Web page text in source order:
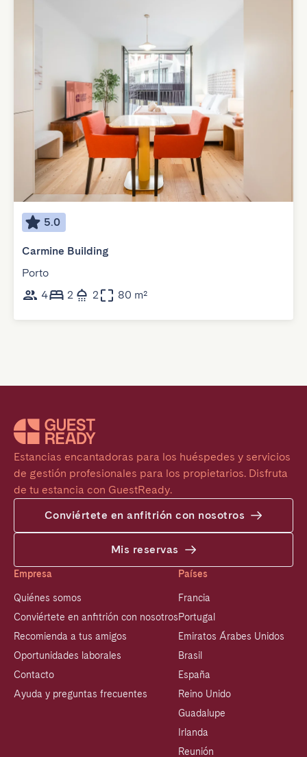
5.0
Carmine Building
Porto
4
2 2 80 m²
Estancias encantadoras para los huéspedes y servicios
de gestión profesionales para los propietarios. Disfruta
de tu estancia con GuestReady.
Conviértete en anfitrión con nosotros
Mis reservas
Empresa
Quiénes somos
Conviértete en anfitrión con nosotros
Recomienda a tus amigos
Oportunidades laborales
Contacto
Ayuda y preguntas frecuentes
Países
Francia
Portugal
Emiratos Árabes Unidos
Brasil
España
Reino Unido
Guadalupe
Irlanda
Reunión